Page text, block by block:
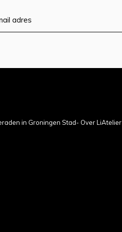
in Groningen Stad- Over LiAtelier